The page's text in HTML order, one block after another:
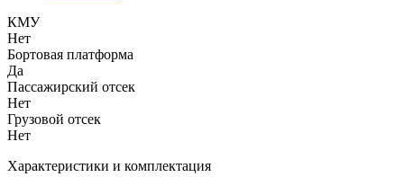
КМУ
Нет
Бортовая платформа
Да
Пассажирский отсек
Нет
Грузовой отсек
Нет
Характеристики и комплектация